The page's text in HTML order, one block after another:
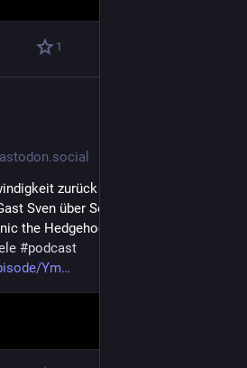
1
zurück in die 90er! Wir
Sven über Segas Kult-Plattformer
#podcast
Ym